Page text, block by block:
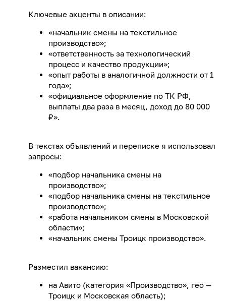
Ключевые акценты в описании:
«начальник смены на текстильное
производство»;
«ответственность за технологический
процесс и качество продукции»;
«опыт работы в аналогичной должности от 1
года»;
«официальное оформление по ТК РФ,
выплаты два раза в месяц, доход до 80 000
₽».
В текстах объявлений и переписке я использовал
запросы:
«подбор начальника смены на
производство»;
«подбор начальника смены на текстильное
производство»;
«работа начальником смены в Московской
области»;
«начальник смены Троицк производство».
Разместил вакансию:
на Авито (категория «Производство», гео —
Троицк и Московская область);